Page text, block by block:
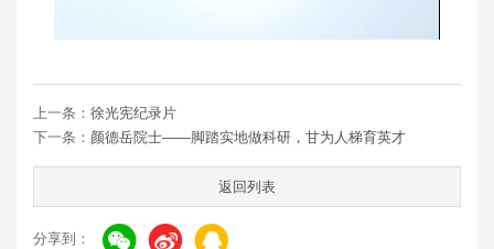
上一条： 徐光宪纪录片
下一条： 颜德岳院士——脚踏实地做科研，甘为人梯育英才
返回列表
分享到：